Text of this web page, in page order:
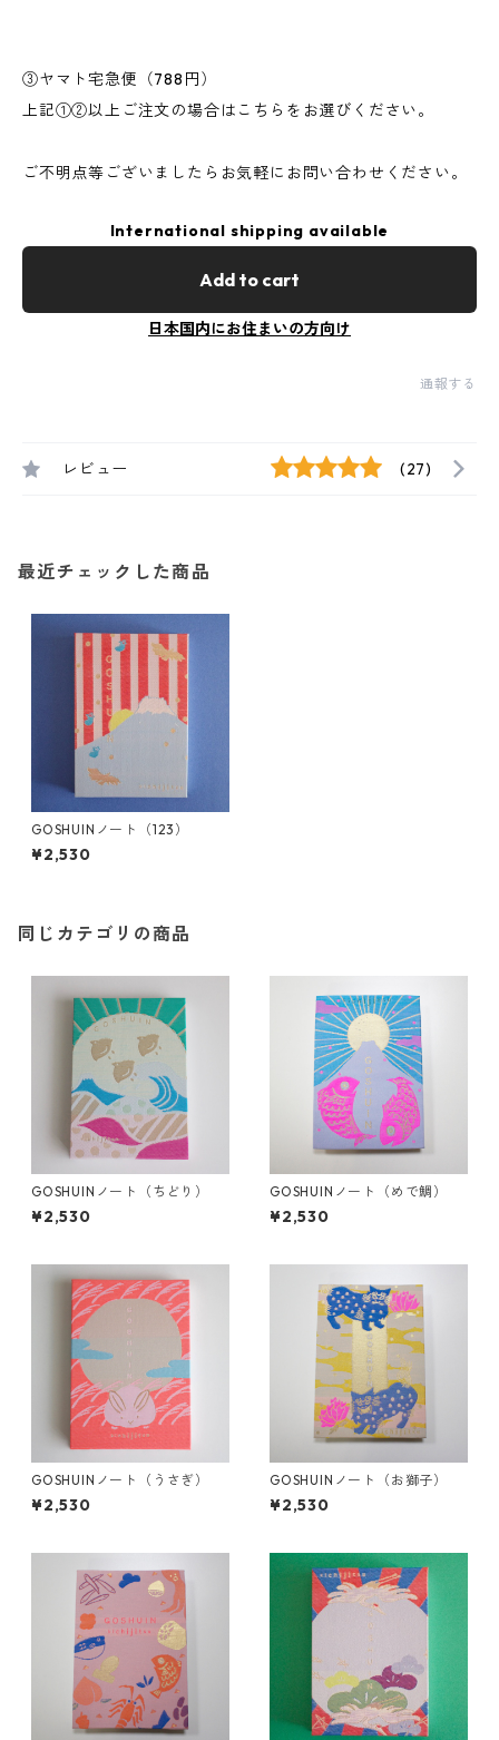
③ヤマト宅急便（788円）
上記①②以上ご注文の場合はこちらをお選びください。
ご不明点等ございましたらお気軽にお問い合わせください。
International shipping available
Add to cart
日本国内にお住まいの方向け
通報する
レビュー (27)
最近チェックした商品
GOSHUINノート（123）
¥2,530
同じカテゴリの商品
GOSHUINノート（ちどり）
¥2,530
GOSHUINノート（めで鯛）
¥2,530
GOSHUINノート（うさぎ）
¥2,530
GOSHUINノート（お獅子）
¥2,530